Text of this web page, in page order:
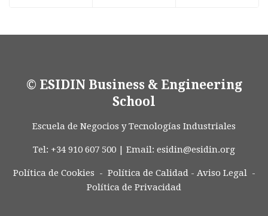
© ESIDIN Business & Engineering
School
Escuela de Negocios y Tecnologías Industriales
Tel: +34 910 607 500 | Email: esidin@esidin.org
Política de Cookies - Política de Calidad- Aviso Legal-
Política de Privacidad